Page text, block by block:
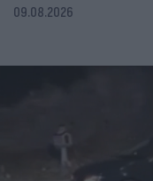
09.08.2026